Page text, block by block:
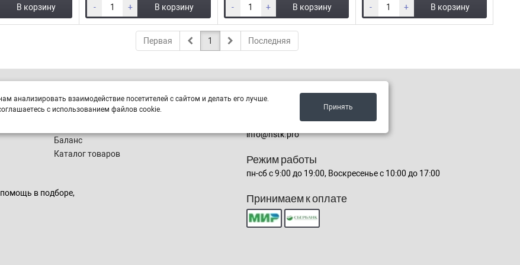
В корзину - + В корзину - + В корзину - + В корзину
Первая 1 Последняя
Интернет магазин
Заказы
Баланс
Каталог товаров
в подборе,
г. Чита ул. Ленина 153
+73022211888,+79872759516
info@nstk.pro
Режим работы
пн-сб с 9:00 до 19:00, Воскресенье с 10:00 до 17:00
Принимаем к оплате
анализировать взаимодействие посетителей с сайтом и делать его лучше.
с использованием файлов cookie.
Принять